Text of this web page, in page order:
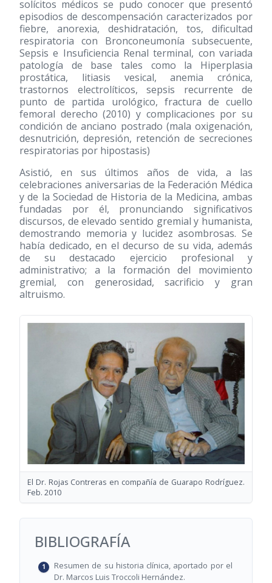
solícitos médicos se pudo conocer que presentó
episodios de descompensación caracterizados por
fiebre, anorexia, deshidratación, tos, dificultad
respiratoria con Bronconeumonía subsecuente,
Sepsis e Insuficiencia Renal terminal, con variada
patología de base tales como la Hiperplasia
prostática, litiasis vesical, anemia crónica,
trastornos electrolíticos, sepsis recurrente de
punto de partida urológico, fractura de cuello
femoral derecho(2010) y complicaciones por su
condición de anciano postrado (mala oxigenación,
desnutrición, depresión, retención de secreciones
respiratorias por hipostasis)
Asistió, en sus últimos años de vida, a las
celebraciones aniversarias de la Federación Médica
y de la Sociedad de Historia de la Medicina, ambas
fundadas por él, pronunciando significativos
discursos, de elevado sentido gremial y humanista,
demostrando memoria y lucidez asombrosas. Se
había dedicado, en el decurso de su vida, además
de su destacado ejercicio profesional y
administrativo; a la formación del movimiento
gremial, con generosidad, sacrificio y gran
altruismo.
El Dr. Rojas Contreras en compañía de Guarapo Rodríguez.
Feb. 2010
BIBLIOGRAFÍA
Resumen de su historia clínica, aportado por el
Dr. Marcos Luis Troccoli Hernández.